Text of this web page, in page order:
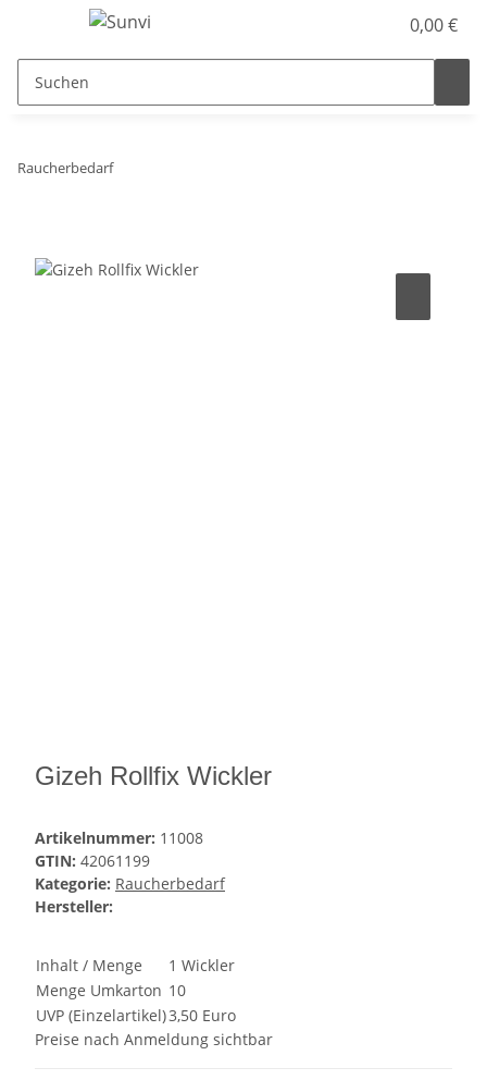
0,00 €
Raucherbedarf
Gizeh Rollfix Wickler
Artikelnummer: 11008
GTIN: 42061199
Kategorie: Raucherbedarf
Hersteller:
Inhalt / Menge
1 Wickler
Menge Umkarton 10
UVP (Einzelartikel)3,50 Euro
Preise nach Anmeldung sichtbar